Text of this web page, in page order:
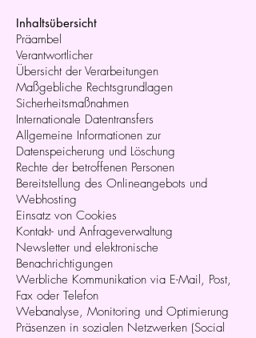
Inhaltsübersicht
Präambel
Verantwortlicher
Übersicht der Verarbeitungen
Maßgebliche Rechtsgrundlagen
Sicherheitsmaßnahmen
Internationale Datentransfers
Allgemeine Informationen zur
Datenspeicherung und Löschung
Rechte der betroffenen Personen
Bereitstellung des Onlineangebots und
Webhosting
Einsatz von Cookies
Kontakt- und Anfrageverwaltung
Newsletter und elektronische
Benachrichtigungen
Werbliche Kommunikation via E-Mail, Post,
Fax oder Telefon
Webanalyse, Monitoring und Optimierung
Präsenzen in sozialen Netzwerken (Social